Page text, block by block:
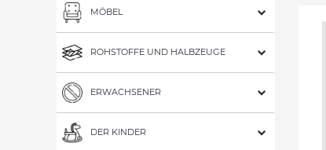
MÖBEL
ROHSTOFFE UND HALBZEUGE
ERWACHSENER
DER KINDER